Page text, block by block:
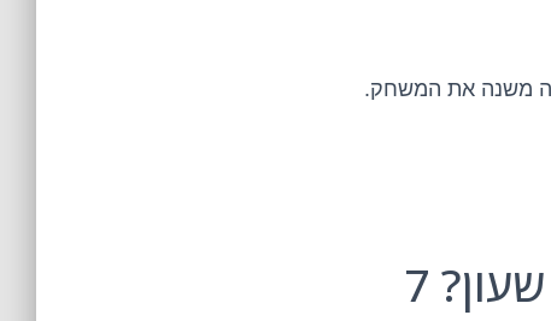
משנה את המשחק.
אז איך נראה תהליך עבודה שמרגיש כמו שעון? 7